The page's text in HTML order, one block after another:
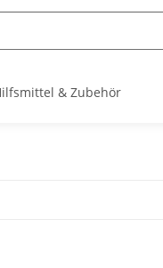
& Zubehör